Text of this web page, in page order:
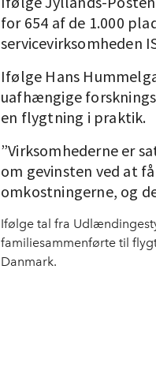
for 654 af de 1.000
servicevirksomheden
Ifølge Hans
uafhængige
en flygtning i praktik.
”Virksomhederne er
om gevinsten ved at
omkostningerne, og
Ifølge tal fra
familiesammenførte til
Danmark.